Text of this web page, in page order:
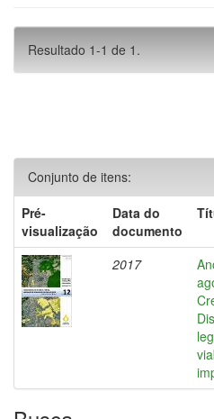
Resultado 1-1 de 1.
Conjunto de itens:
Pré-
visualização
Data do
documento
2017